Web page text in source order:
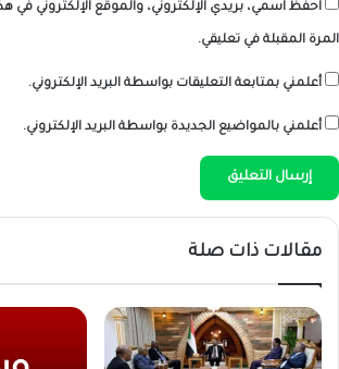
احفظ اسمي، بريدي الإلكتروني، والموقع الإلكتروني في
المرة المقبلة في تعليقي.
أعلمني بمتابعة التعليقات بواسطة البريد الإلكتروني.
أعلمني بالمواضيع الجديدة بواسطة البريد الإلكتروني.
مقالات ذات صلة